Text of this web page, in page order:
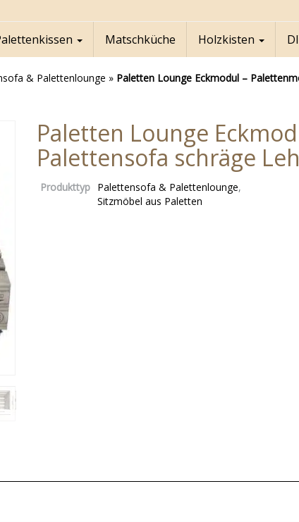
Matschküche Holzkisten
& Palettenlounge » Paletten Lounge Eckmodul –
Paletten Lounge
Palettensofa schräge
Produkttyp Palettensofa & Palettenlounge,
Sitzmöbel aus Paletten